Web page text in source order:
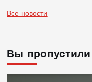
Все новости
Вы пропустили